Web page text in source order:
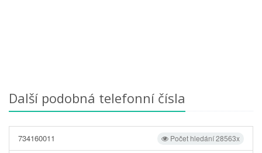
Další podobná telefonní čísla
Počet hledání 28563x
734160011